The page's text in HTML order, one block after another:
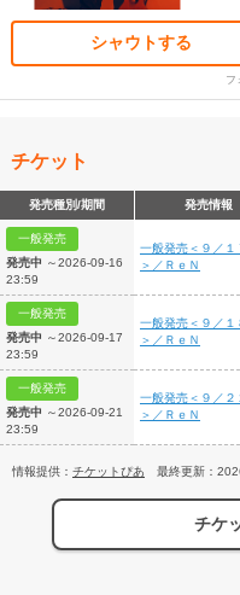
シャウトする
フ
チケット
発売種別/期間 発売情報
一般発売
発売中 ～2026-09-16
23:59
一般発売＜９／１
＞／ＲｅＮ
一般発売
発売中 ～2026-09-17
23:59
一般発売＜９／１
＞／ＲｅＮ
一般発売
発売中 ～2026-09-21
23:59
一般発売＜９／２
＞／ＲｅＮ
情報提供： チケットぴあ 最終更新：
チケ